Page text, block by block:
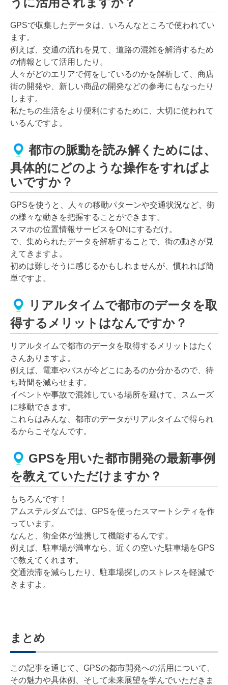
GPSで収集したデータは、いろんなところで使われてい
ます。
例えば、交通の流れを見て、道路の混雑を解消するため
の情報として活用したり。
人々がどのエリアで何をしているのかを解析して、商店
街の開発や、新しい商品の開発などの参考にもなったり
します。
私たちの生活をより便利にするために、大切に使われて
いるんですよ。
都市の脈動を読み解くためには、
具体的にどのような操作をすればよ
いですか？
GPSを使うと、人々の移動パターンや交通状況など、街
の様々な動きを把握することができます。
スマホの位置情報サービスをONにするだけ。
で、集められたデータを解析することで、街の動きが見
えてきますよ。
初めは難しそうに感じるかもしれませんが、慣れれば簡
単ですよ。
リアルタイムで都市のデータを取
得するメリットはなんですか？
リアルタイムで都市のデータを取得するメリットはたく
さんありますよ。
例えば、電車やバスが今どこにあるのか分かるので、待
ち時間を減らせます。
イベントや事故で混雑している場所を避けて、スムーズ
に移動できます。
これらはみんな、都市のデータがリアルタイムで得られ
るからこそなんです。
GPSを用いた都市開発の最新事例
を教えていただけますか？
もちろんです！
アムステルダムでは、GPSを使ったスマートシティを作
っています。
なんと、街全体が連携して機能するんです。
例えば、駐車場が満車なら、近くの空いた駐車場をGPS
で教えてくれます。
交通渋滞を減らしたり、駐車場探しのストレスを軽減で
きますよ。
まとめ
この記事を通じて、GPSの都市開発への活用について、
その魅力や具体例、そして未来展望を学んでいただきま